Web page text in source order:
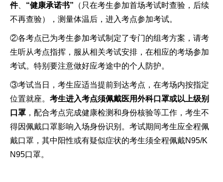
件、 “健康承诺书” （只在考生参加首场考试时查验，后续
不再查验），测量体温后，进入考点参加考试。
②各考点已为考生参加考试制定了专门的组考方案，请考
生听从考点指挥，服从相关考试安排，在相应的考场参加
考试。特别要注意做好应考途中的个人防护。
③考试当日，考生应适当提前到达考点，在考场内按指定
位置就座。 考生进入考点须佩戴医用外科口罩或以上级别
口罩，配合考点完成健康检测和身份核验等工作，考生不
得因佩戴口罩影响入场身份识别。考试期间考生应全程佩
戴口罩，其中阳性或有疑似症状的考生须全程佩戴N95/K
N95口罩。